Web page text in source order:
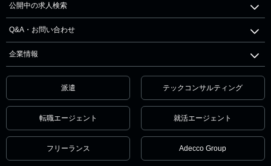
公開中の求人検索
Q&A・お問い合わせ
企業情報
派遣 テックコンサルティング
転職エージェント 就活エージェント
フリーランス Adecco Group